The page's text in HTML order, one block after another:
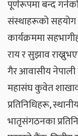
पूर्णरूपमा बन्द
संस्थाहरूको सहयोग
कार्यक्रममा
राय र सुझाव
गैर आवासीय नेपाली
महासंघ कुवेत
प्रतिनिधिहरू,
भातृसंगठनका